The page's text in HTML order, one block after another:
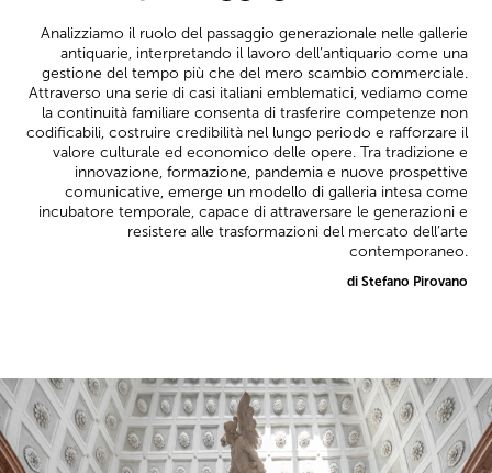
Analizziamo il ruolo del passaggio generazionale nelle gallerie
antiquarie, interpretando il lavoro dell’antiquario come una
gestione del tempo più che del mero scambio commerciale.
Attraverso una serie di casi italiani emblematici, vediamo come
la continuità familiare consenta di trasferire competenze non
codificabili, costruire credibilità nel lungo periodo e rafforzare il
valore culturale ed economico delle opere. Tra tradizione e
innovazione, formazione, pandemia e nuove prospettive
comunicative, emerge un modello di galleria intesa come
incubatore temporale, capace di attraversare le generazioni e
resistere alle trasformazioni del mercato dell’arte
contemporaneo.
di Stefano Pirovano